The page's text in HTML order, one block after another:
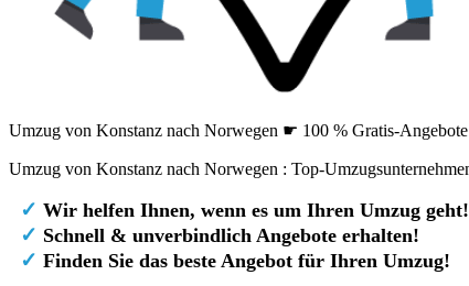
Umzug von Konstanz nach Norwegen ☛ 100 % Gratis-Angebote
Umzug von Konstanz nach Norwegen : Top-
✓ Wir helfen Ihnen, wenn es um Ihren Umzug geht!
✓ Schnell & unverbindlich Angebote erhalten!
✓ Finden Sie das beste Angebot für Ihren Umzug!